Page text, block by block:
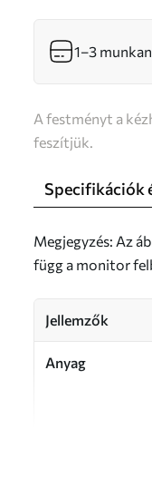
1–3
A festményt a
feszítjük.
Specifikációk
Megjegyzés: Az
függ a monitor
Jellemzők
Anyag